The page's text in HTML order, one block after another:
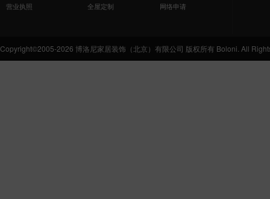
营业执照
全屋定制
网络申请
Copyright©2005-2026 博洛尼家居装饰（北京）有限公司 版权所有 Boloni. All